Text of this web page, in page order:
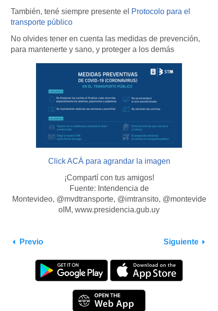
También, tené siempre presente el Protocolo para el
transporte público
No olvides tener en cuenta las medidas de prevención,
para mantenerte y sano, y proteger a los demás
Click ACÁ para agrandar la imagen
¡Compartí con tus amigos!
Fuente: Intendencia de
Montevideo, @mvdtransporte, @imtransito, @montevide
oIM, www.presidencia.gub.uy
Previo Siguiente